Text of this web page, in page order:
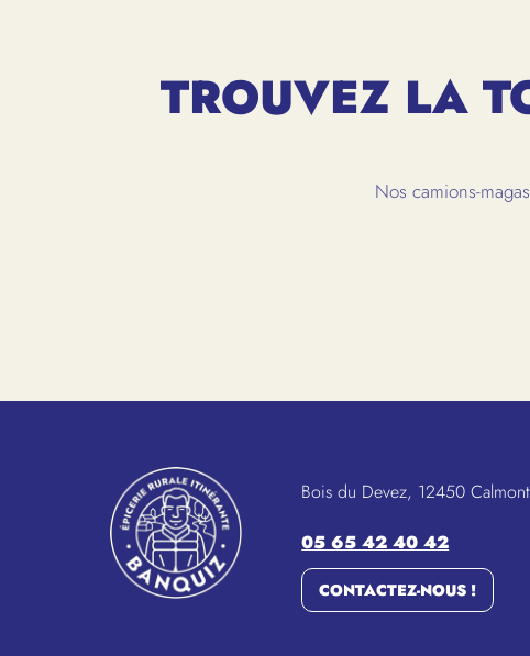
TROUVEZ LA
Nos camions-
Bois du Devez, 12450 Calmont
05 65 42 40 42
CONTACTEZ-NOUS !